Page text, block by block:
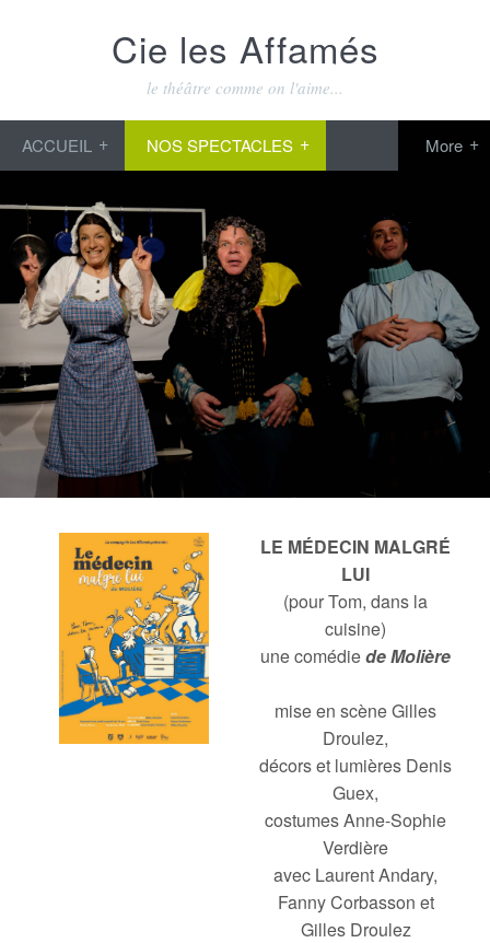
Cie les Affamés
le théâtre comme on l'aime...
ACCUEIL NOS SPECTACLES
LE MÉDECIN MALGRÉ
LUI
(pour Tom, dans la
cuisine)
une comédiede Molière
mise en scène Gilles
Droulez,
décors et lumières Denis
Guex,
costumes Anne-Sophie
Verdière
avec Laurent Andary,
Fanny Corbasson et
Gilles Droulez